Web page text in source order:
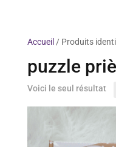
Accueil / Produits
puzzle
Voici le seul résultat